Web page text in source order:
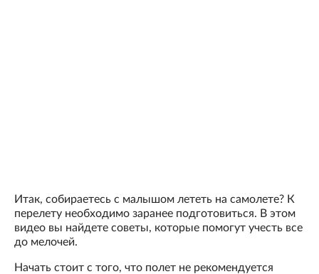
Итак, собираетесь с малышом лететь на самолете? К
перелету необходимо заранее подготовиться. В этом
видео вы найдете советы, которые помогут учесть все
до мелочей.
Начать стоит с того, что полет не рекомендуется